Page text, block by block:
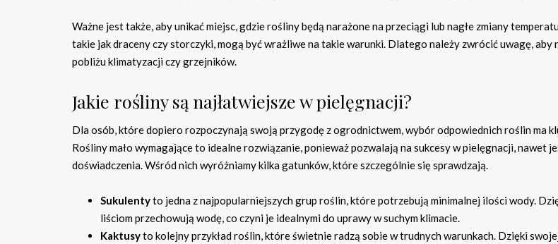
Ważne jest także, aby unikać miejsc, gdzie rośliny będą narażone na przeciągi lub nagłe zmiany
takie jak draceny czy storczyki, mogą być wrażliwe na takie warunki. Dlatego należy zwrócić uwagę, aby
pobliżu klimatyzacji czy grzejników.
Jakie rośliny są najłatwiejsze w pielęgnacji?
Dla osób, które dopiero rozpoczynają swoją przygodę z ogrodnictwem, wybór odpowiednich roślin ma
Rośliny mało wymagające to idealne rozwiązanie, ponieważ pozwalają na sukcesy w pielęgnacji, nawet
doświadczenia. Wśród nich wyróżniamy kilka gatunków, które szczególnie się sprawdzają.
Sukulentyto jedna z najpopularniejszych grup roślin, które potrzebują minimalnej ilości wody.
liściom przechowują wodę, co czyni je idealnymi do uprawy w suchym klimacie.
Kaktusyto kolejny przykład roślin, które świetnie radzą sobie w trudnych warunkach. Dzięki